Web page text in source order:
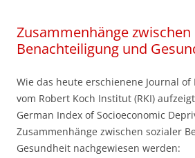
Zusammenhänge zwischen
Benachteiligung und
Wie das heute erschienene Journal
vom Robert Koch Institut (RKI)
German Index of Socioeconomic
Zusammenhänge zwischen sozialer
Gesundheit nachgewiesen werden: